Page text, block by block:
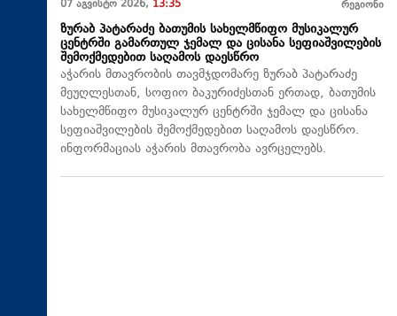
07 აგვისტო 2026, 13:35 რეგიონი
ზურაბ პატარაძე ბათუმის სახელმწიფო მუსიკალურ
ცენტრში გამართულ ჯემალ და ცისანა სეფიაშვილების
შემოქმედებით საღამოს დაესწრო
აჭარის მთავრობის თავმჯდომარე ზურაბ პატარაძე
მეუღლესთან, სოფიო ბაკურიძესთან ერთად, ბათუმის
სახელმწიფო მუსიკალურ ცენტრში ჯემალ და ცისანა
სეფიაშვილების შემოქმედებით საღამოს დაესწრო.
ინფორმაციას აჭარის მთავრობა ავრცელებს.